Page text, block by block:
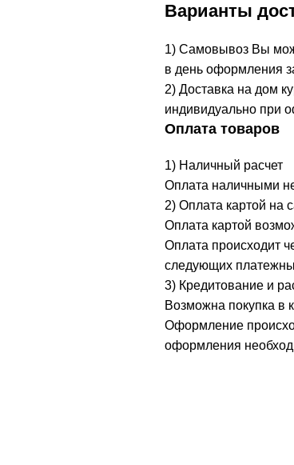
Варианты
1) Самовывоз Вы
в день оформления
2) Доставка на дом
индивидуально при
Оплата товаров
1) Наличный расчет
Оплата наличными
2) Оплата картой на
Оплата картой
Оплата происходит
следующих
3) Кредитование и
Возможна покупка в
Оформление
оформления